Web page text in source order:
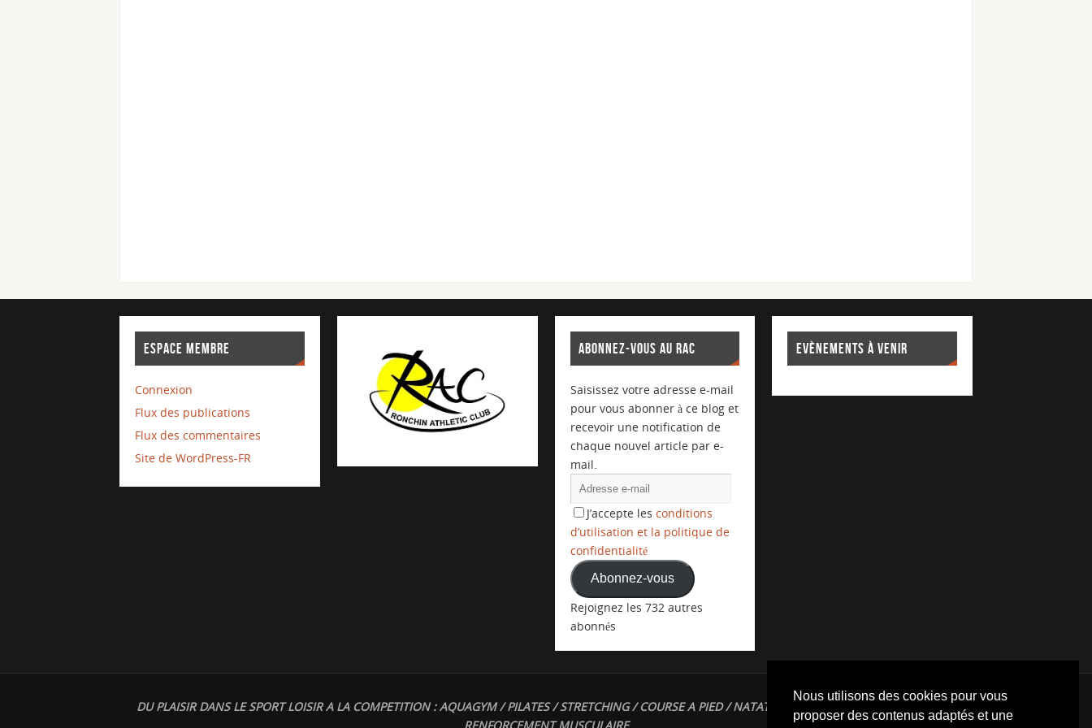
Nous utilisons des cookies pour vous
proposer des contenus adaptés et une
ESPACE MEMBRE
Connexion
Flux des publications
Flux des commentaires
Site de WordPress-FR
ABONNEZ-VOUS AU RAC
Saisissez votre adresse e-mail
pour vous abonner à ce blog et
recevoir une notification de
chaque nouvel article par e-
mail.
J’accepte les conditions
d’utilisation et la politique de
confidentialité
Abonnez-vous
Rejoignez les 732 autres
abonnés
EVÈNEMENTS À VENIR
DU PLAISIR DANS LE SPORT LOISIR A LA COMPETITION : AQUAGYM / PILATES / STRETCHING / COURSE A PIED / NATATION / TRIATHLON / TRAILS / YOGA/
RENFORCEMENT MUSCULAIRE